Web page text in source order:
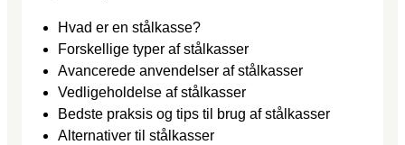
Hvad er en stålkasse?
Forskellige typer af stålkasser
Avancerede anvendelser af stålkasser
Vedligeholdelse af stålkasser
Bedste praksis og tips til brug af stålkasser
Alternativer til stålkasser